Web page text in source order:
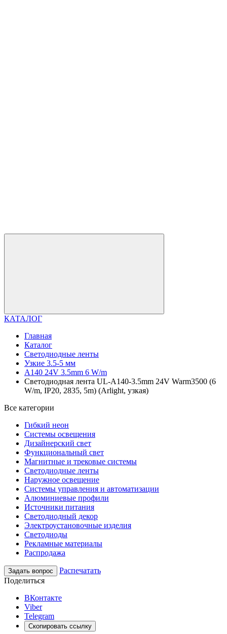
КАТАЛОГ
Главная
Каталог
Светодиодные ленты
Узкие 3.5-5 мм
A140 24V 3.5mm 6 W/m
Светодиодная лента UL-A140-3.5mm 24V Warm3500 (6
W/m, IP20, 2835, 5m) (Arlight, узкая)
Все категории
Гибкий неон
Системы освещения
Дизайнерский свет
Функциональный свет
Магнитные и трековые системы
Светодиодные ленты
Наружное освещение
Системы управления и автоматизации
Алюминиевые профили
Источники питания
Светодиодный декор
Электроустановочные изделия
Светодиоды
Рекламные материалы
Распродажа
Задать вопрос
Распечатать
Поделиться
ВКонтакте
Viber
Telegram
Скопировать ссылку